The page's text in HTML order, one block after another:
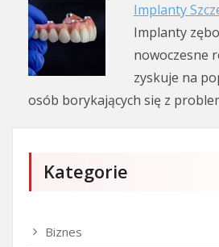
Implanty
Implanty
nowoczesne
zyskuje na
osób borykających się z
Kategorie
Biznes